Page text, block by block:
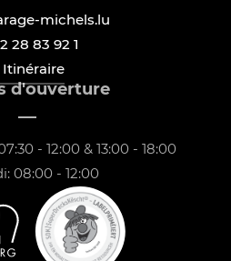
michels.lu
28 83 92 1
Itinéraire
d'ouverture
- 12:00 & 13:00 - 18:00
08:00 - 12:00